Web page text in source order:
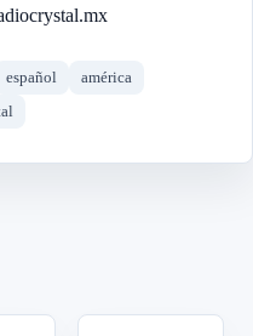
español
américa